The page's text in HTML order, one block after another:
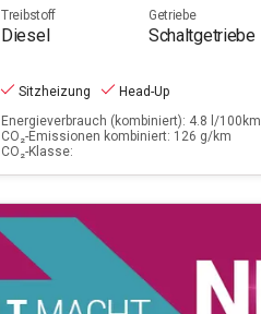
Treibstoff
Diesel
Getriebe
Schaltgetriebe
Sitzheizung
Head-Up
Energieverbrauch (kombiniert): 4.8 l/100km
CO₂-Emissionen kombiniert: 126 g/km
CO₂-Klasse: